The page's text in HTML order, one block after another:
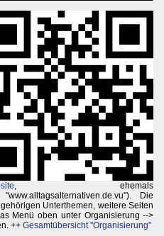
, ehemals
Die
Unterthemen, weitere Seiten
Menü oben unter Organisierung -->
++ Gesamtübersicht "Organisierung"